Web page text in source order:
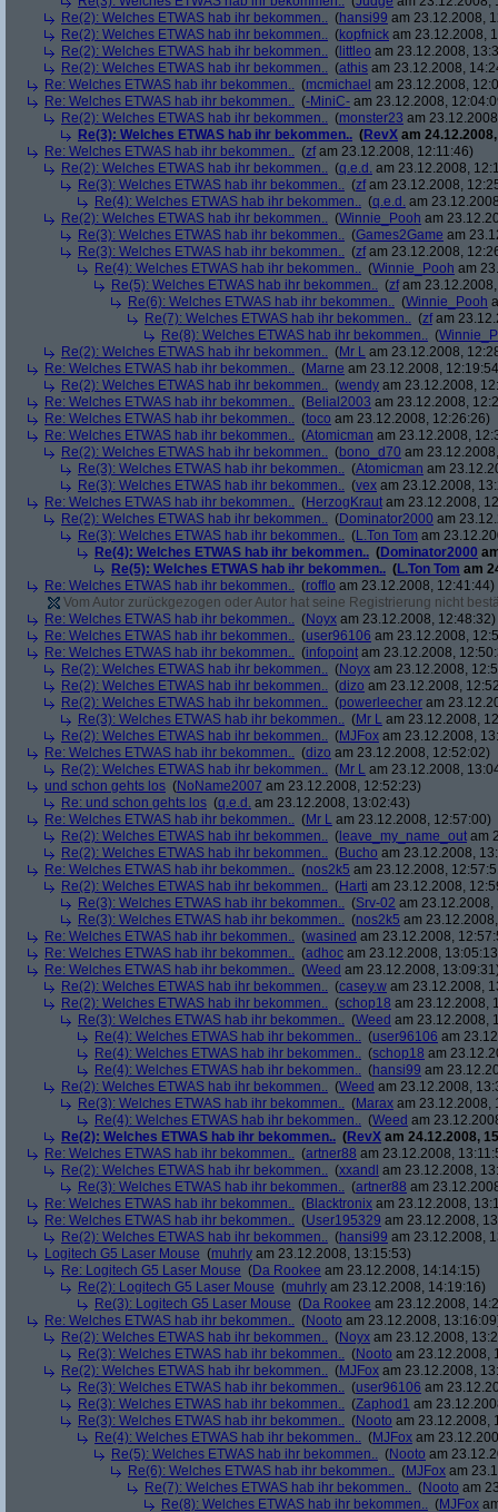
Re(2): Welches ETWAS hab ihr bekommen.. (hansi99 am 23.12.2008,
Re(2): Welches ETWAS hab ihr bekommen.. (kopfnick am 23.12.2008,
Re(2): Welches ETWAS hab ihr bekommen.. ( littleo am 23.12.2008,
Re(2): Welches ETWAS hab ihr bekommen.. (athis am 23.12.2008,
Re: Welches ETWAS hab ihr bekommen.. (mcmichael am 23.12.2008,
Re: Welches ETWAS hab ihr bekommen.. (-MiniC- am 23.12.2008,
Re(2): Welches ETWAS hab ihr bekommen.. (monster23 am
Re(3): Welches ETWAS hab ihr bekommen.. (RevX am
Re: Welches ETWAS hab ihr bekommen.. (zfam 23.12.2008, 12:11:46)
Re(2): Welches ETWAS hab ihr bekommen.. (q.e.d. am 23.12.2008,
Re(3): Welches ETWAS hab ihr bekommen.. (zfam 23.12.2008,
Re(4): Welches ETWAS hab ihr bekommen.. (q.e.d. am
Re(2): Welches ETWAS hab ihr bekommen.. (Winnie_Pooh am
Re(3): Welches ETWAS hab ihr bekommen.. (Games2Game am
Re(3): Welches ETWAS hab ihr bekommen.. (zfam 23.12.2008,
Re(4): Welches ETWAS hab ihr bekommen.. (Winnie_Pooh am
Re(5): Welches ETWAS hab ihr bekommen.. (zfam
Re(6): Welches ETWAS hab ihr bekommen.. (Winnie_Pooh
Re(7): Welches ETWAS hab ihr bekommen.. (zfam
Re(8): Welches ETWAS hab ihr bekommen.. (
Re(2): Welches ETWAS hab ihr bekommen.. (Mr L am 23.12.2008,
Re: Welches ETWAS hab ihr bekommen.. (Marne am 23.12.2008,
Re(2): Welches ETWAS hab ihr bekommen.. (wendy am 23.12.2008,
Re: Welches ETWAS hab ihr bekommen.. (Belial2003 am 23.12.2008,
Re: Welches ETWAS hab ihr bekommen.. (toco am 23.12.2008, 12:26:26)
Re: Welches ETWAS hab ihr bekommen.. (Atomicman am 23.12.2008,
Re(2): Welches ETWAS hab ihr bekommen.. (bono_d70 am
Re(3): Welches ETWAS hab ihr bekommen.. (Atomicman am
Re(3): Welches ETWAS hab ihr bekommen.. (vex am 23.12.2008,
Re: Welches ETWAS hab ihr bekommen.. (HerzogKraut am 23.12.2008,
Re(2): Welches ETWAS hab ihr bekommen.. (Dominator2000 am
Re(3): Welches ETWAS hab ihr bekommen.. (L.Ton Tom am
Re(4): Welches ETWAS hab ihr bekommen.. (Dominator2000
Re(5): Welches ETWAS hab ihr bekommen.. (L.Ton Tom am
Re: Welches ETWAS hab ihr bekommen.. (rofflo am 23.12.2008, 12:41:44)
Vom Autor zurückgezogen oder Autor hat seine Registrierung nicht
Re: Welches ETWAS hab ihr bekommen.. (Noyx am 23.12.2008, 12:48:32)
Re: Welches ETWAS hab ihr bekommen.. (user96106 am 23.12.2008,
Re: Welches ETWAS hab ihr bekommen.. (infopoint am 23.12.2008,
Re(2): Welches ETWAS hab ihr bekommen.. (Noyx am 23.12.2008,
Re(2): Welches ETWAS hab ihr bekommen.. (dizo am 23.12.2008,
Re(2): Welches ETWAS hab ihr bekommen.. (powerleecher am
Re(3): Welches ETWAS hab ihr bekommen.. (Mr L am 23.12.2008,
Re(2): Welches ETWAS hab ihr bekommen.. (MJFox am 23.12.2008,
Re: Welches ETWAS hab ihr bekommen.. (dizo am 23.12.2008, 12:52:02)
Re(2): Welches ETWAS hab ihr bekommen.. (Mr L am 23.12.2008,
und schon gehts los (NoName2007 am 23.12.2008, 12:52:23)
Re: und schon gehts los (q.e.d. am 23.12.2008, 13:02:43)
Re: Welches ETWAS hab ihr bekommen.. (Mr L am 23.12.2008, 12:57:00)
Re(2): Welches ETWAS hab ihr bekommen.. ( leave_my_name_out am
Re(2): Welches ETWAS hab ihr bekommen.. (Bucho am 23.12.2008,
Re: Welches ETWAS hab ihr bekommen.. (nos2k5 am 23.12.2008,
Re(2): Welches ETWAS hab ihr bekommen.. (Harti am 23.12.2008,
Re(3): Welches ETWAS hab ihr bekommen.. (Srv-02 am 23.12.2008,
Re(3): Welches ETWAS hab ihr bekommen.. (nos2k5 am
Re: Welches ETWAS hab ihr bekommen.. (wasined am 23.12.2008,
Re: Welches ETWAS hab ihr bekommen.. (adhoc am 23.12.2008,
Re: Welches ETWAS hab ihr bekommen.. (Weed am 23.12.2008,
Re(2): Welches ETWAS hab ihr bekommen.. (casey.w am 23.12.2008,
Re(2): Welches ETWAS hab ihr bekommen.. (schop18 am 23.12.2008,
Re(3): Welches ETWAS hab ihr bekommen.. (Weed am 23.12.2008,
Re(4): Welches ETWAS hab ihr bekommen.. (user96106 am
Re(4): Welches ETWAS hab ihr bekommen.. (schop18 am
Re(4): Welches ETWAS hab ihr bekommen.. (hansi99 am
Re(2): Welches ETWAS hab ihr bekommen.. (Weed am 23.12.2008,
Re(3): Welches ETWAS hab ihr bekommen.. (Marax am 23.12.2008,
Re(4): Welches ETWAS hab ihr bekommen.. (Weed am
Re(2): Welches ETWAS hab ihr bekommen.. (RevX am 24.12.2008,
Re: Welches ETWAS hab ihr bekommen.. (artner88 am 23.12.2008,
Re(2): Welches ETWAS hab ihr bekommen.. (xxandl am 23.12.2008,
Re(3): Welches ETWAS hab ihr bekommen.. (artner88 am
Re: Welches ETWAS hab ihr bekommen.. (Blacktronix am 23.12.2008,
Re: Welches ETWAS hab ihr bekommen.. (User195329 am 23.12.2008,
Re(2): Welches ETWAS hab ihr bekommen.. (hansi99 am 23.12.2008,
Logitech G5 Laser Mouse (muhrly am 23.12.2008, 13:15:53)
Re: Logitech G5 Laser Mouse (Da Rookee am 23.12.2008, 14:14:15)
Re(2): Logitech G5 Laser Mouse (muhrly am 23.12.2008, 14:19:16)
Re(3): Logitech G5 Laser Mouse (Da Rookee am 23.12.2008,
Re: Welches ETWAS hab ihr bekommen.. (Nooto am 23.12.2008,
Re(2): Welches ETWAS hab ihr bekommen.. (Noyx am 23.12.2008,
Re(3): Welches ETWAS hab ihr bekommen.. (Nooto am 23.12.2008,
Re(2): Welches ETWAS hab ihr bekommen.. (MJFox am 23.12.2008,
Re(3): Welches ETWAS hab ihr bekommen.. (user96106 am
Re(3): Welches ETWAS hab ihr bekommen.. (Zaphod1 am
Re(3): Welches ETWAS hab ihr bekommen.. (Nooto am 23.12.2008,
Re(4): Welches ETWAS hab ihr bekommen.. (MJFox am
Re(5): Welches ETWAS hab ihr bekommen.. (Nooto am
Re(6): Welches ETWAS hab ihr bekommen.. (MJFox am
Re(7): Welches ETWAS hab ihr bekommen.. (Nooto am
Re(8): Welches ETWAS hab ihr bekommen.. (MJFox